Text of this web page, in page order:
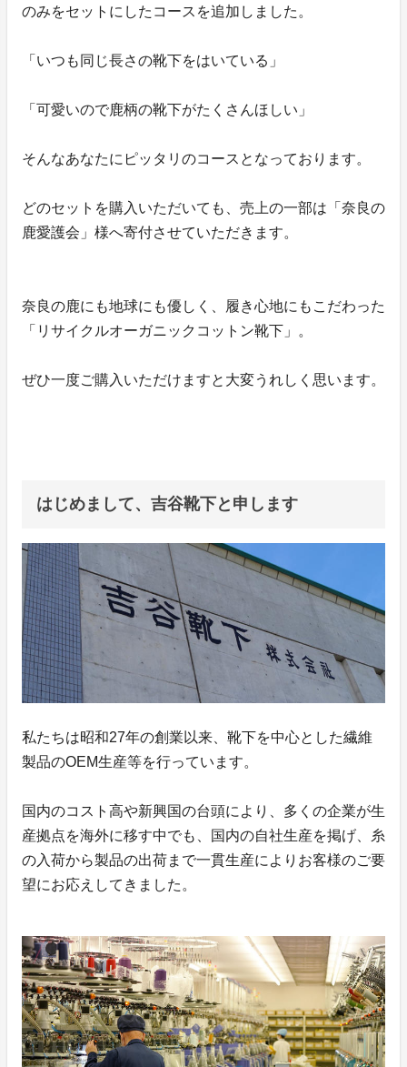
のみをセットにしたコースを追加しました。
「いつも同じ長さの靴下をはいている」
「可愛いので鹿柄の靴下がたくさんほしい」
そんなあなたにピッタリのコースとなっております。
どのセットを購入いただいても、売上の一部は「奈良の
鹿愛護会」様へ寄付させていただきます。
奈良の鹿にも地球にも優しく、履き心地にもこだわった
「リサイクルオーガニックコットン靴下」。
ぜひ一度ご購入いただけますと大変うれしく思います。
はじめまして、吉谷靴下と申します
私たちは昭和27年の創業以来、靴下を中心とした繊維
製品のOEM生産等を行っています。
国内のコスト高や新興国の台頭により、多くの企業が生
産拠点を海外に移す中でも、国内の自社生産を掲げ、糸
の入荷から製品の出荷まで一貫生産によりお客様のご要
望にお応えしてきました。